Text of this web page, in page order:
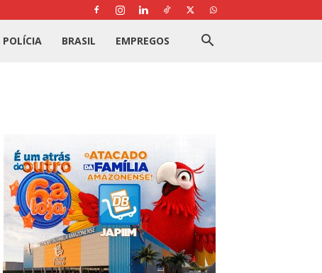
POLÍCIA BRASIL EMPREGOS